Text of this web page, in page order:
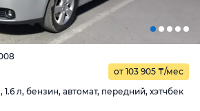
от 103 905 ₸/мес
л, бензин, автомат, передний, хэтчбек